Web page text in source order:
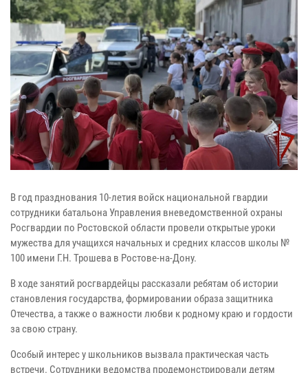
В год празднования 10-летия войск национальной гвардии
сотрудники батальона Управления вневедомственной охраны
Росгвардии по Ростовской области провели открытые уроки
мужества для учащихся начальных и средних классов школы №
100 имени Г.Н. Трошева в Ростове-на-Дону.
В ходе занятий росгвардейцы рассказали ребятам об истории
становления государства, формировании образа защитника
Отечества, а также о важности любви к родному краю и гордости
за свою страну.
Особый интерес у школьников вызвала практическая часть
встречи. Сотрудники ведомства продемонстрировали детям